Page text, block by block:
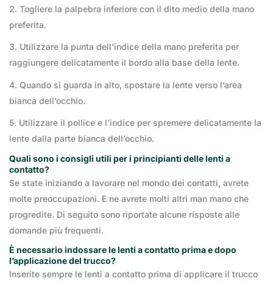
2. Togliere la palpebra inferiore con il dito medio della mano
preferita.
3. Utilizzare la punta dell’indice della mano preferita per
raggiungere delicatamente il bordo alla base della lente.
4. Quando si guarda in alto, spostare la lente verso l’area
bianca dell’occhio.
5. Utilizzare il pollice e l’indice per spremere delicatamente la
lente dalla parte bianca dell’occhio.
Quali sono i consigli utili per i principianti delle lenti a
contatto?
Se state iniziando a lavorare nel mondo dei contatti, avrete
molte preoccupazioni. E ne avrete molti altri man mano che
progredite. Di seguito sono riportate alcune risposte alle
domande più frequenti.
È necessario indossare le lenti a contatto prima e dopo
l’applicazione del trucco?
Inserite sempre le lenti a contatto prima di applicare il trucco